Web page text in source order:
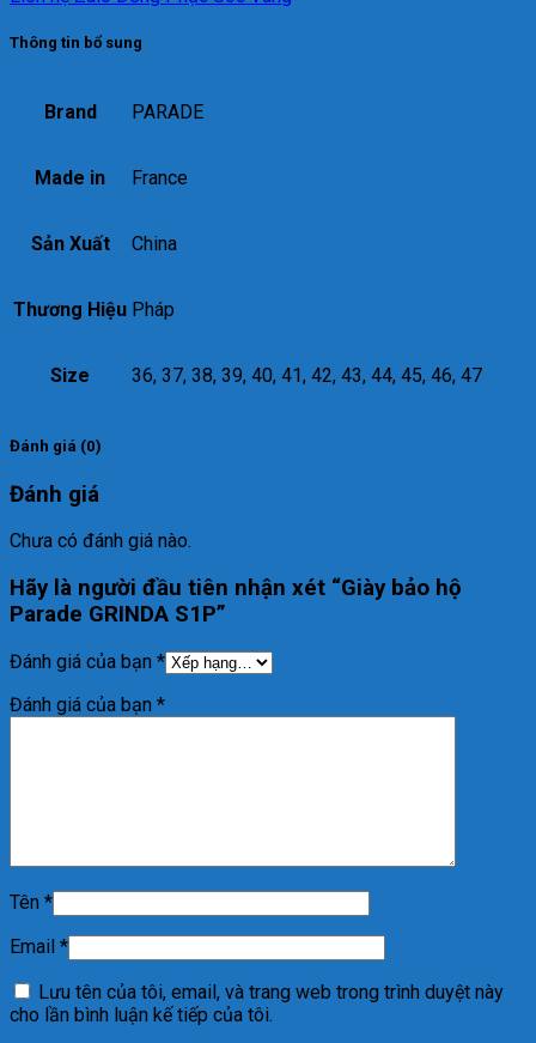
Thông tin bổ sung
Brand PARADE
Made in France
Sản Xuất China
Thương Hiệu Pháp
Size 36, 37, 38, 39, 40, 41, 42, 43, 44, 45, 46, 47
Đánh giá (0)
Đánh giá
Chưa có đánh giá nào.
Hãy là người đầu tiên nhận xét “Giày bảo hộ
Parade GRINDA S1P”
Đánh giá của bạn *
Đánh giá của bạn *
Tên *
Email *
Lưu tên của tôi, email, và trang web trong trình duyệt này
cho lần bình luận kế tiếp của tôi.